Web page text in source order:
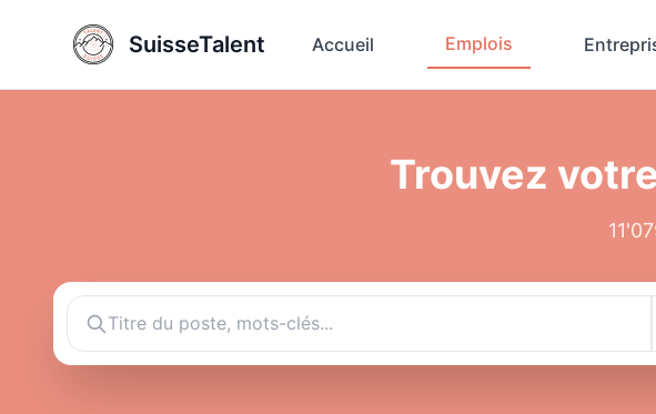
SuisseTalent Accueil Emplois
Trouvez